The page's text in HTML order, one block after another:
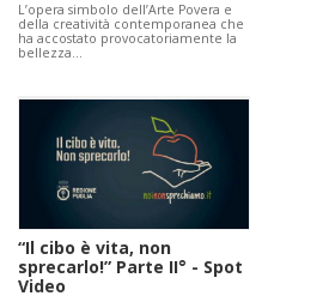
L’opera simbolo dell’Arte Povera e
della creatività contemporanea che
ha accostato provocatoriamente la
bellezza…
“Il cibo è vita, non
sprecarlo!” Parte II° - Spot
Video